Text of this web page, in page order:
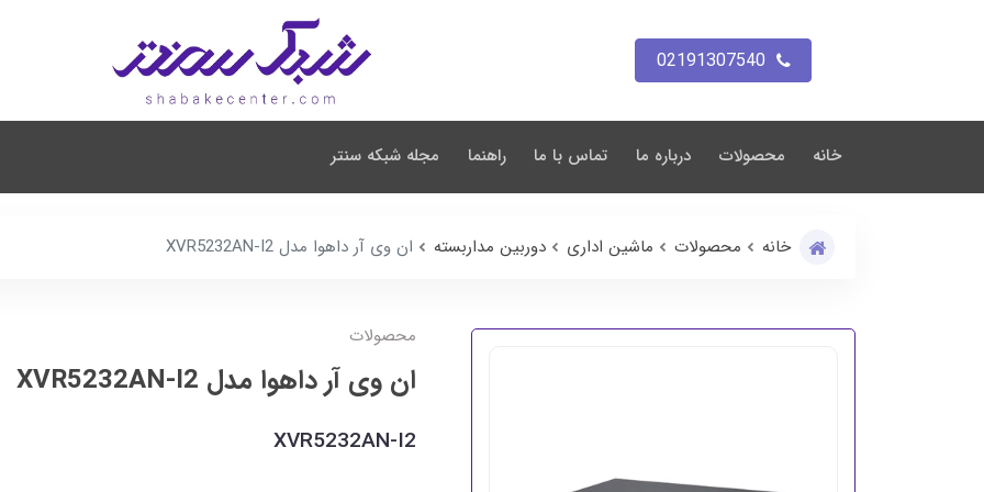
02191307540
خانه محصولات درباره ما تماس با ما راهنما مجله شبکه سنتر
خانه محصولات ماشین اداری دوربین مداربسته ان وی آر داهوا مدل XVR5232AN-I2
محصولات
ان وی آر داهوا مدل XVR5232AN-I2
XVR5232AN-I2